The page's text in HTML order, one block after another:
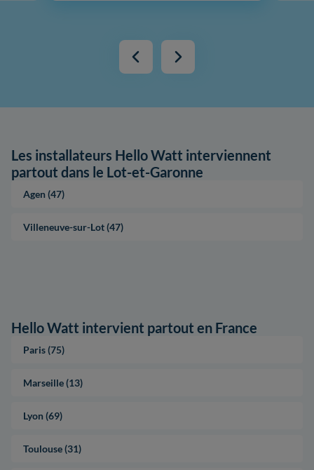
Les installateurs Hello Watt interviennent
partout dans le Lot-et-Garonne
Agen (47)
Villeneuve-sur-Lot (47)
Hello Watt intervient partout en France
Paris (75)
Marseille (13)
Lyon (69)
Toulouse (31)